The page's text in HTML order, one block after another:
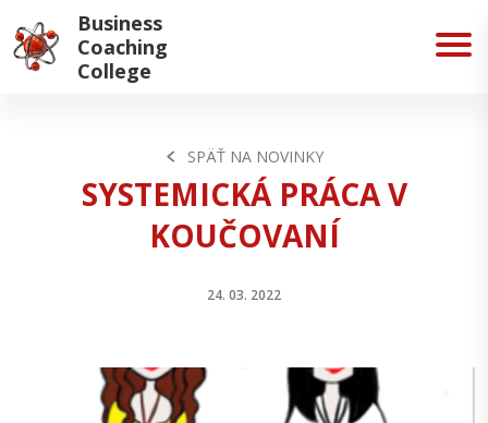
Business
Coaching
College
SPÄŤ NA NOVINKY
SYSTEMICKÁ PRÁCA V
KOUČOVANÍ
24. 03. 2022